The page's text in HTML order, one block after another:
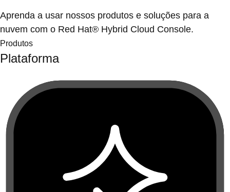
Aprenda a usar nossos produtos e soluções para a
nuvem com o Red Hat® Hybrid Cloud Console.
Produtos
Plataforma